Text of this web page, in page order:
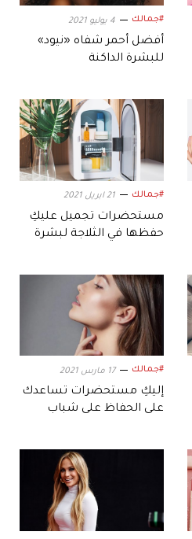
#جمالك 4 يوليو 2021
أفضل أحمر شفاه «نيود»
للبشرة الداكنة
#جمالك 21 ابريل 2021
مستحضرات تجميل عليكِ
حفظها في الثلاجة لبشرة
#جمالك 17 مارس 2021
إليكِ مستحضرات تساعدك
على الحفاظ على شباب